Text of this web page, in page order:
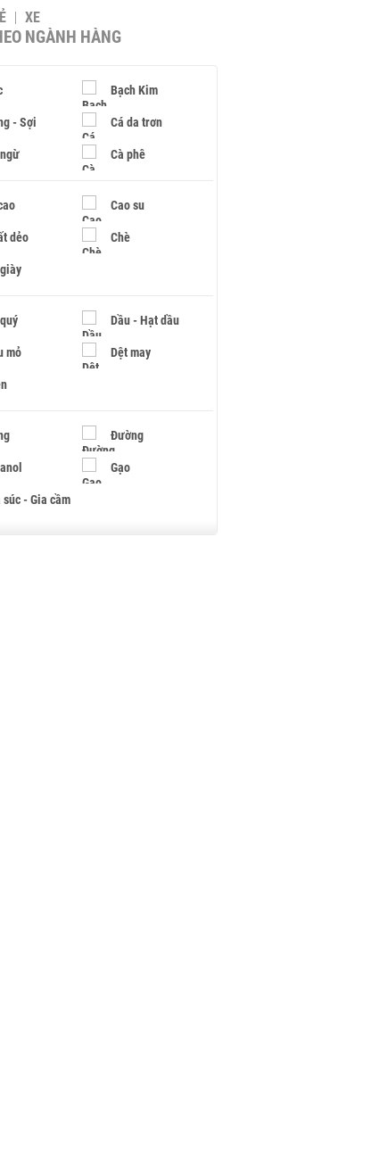
XE
NGÀNH HÀNG
Bạch Kim
- Sợi Cá da trơn
Cà phê
Cao su
dẻo Chè
Dầu - Hạt dầu
mỏ Dệt may
Đường
Gạo
súc - Gia cầm